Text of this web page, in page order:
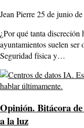
Jean Pierre25 de junio
¿Por qué tanta discreción
ayuntamientos suelen
Seguridad física y…
Opinión. Bitácora
a la luz